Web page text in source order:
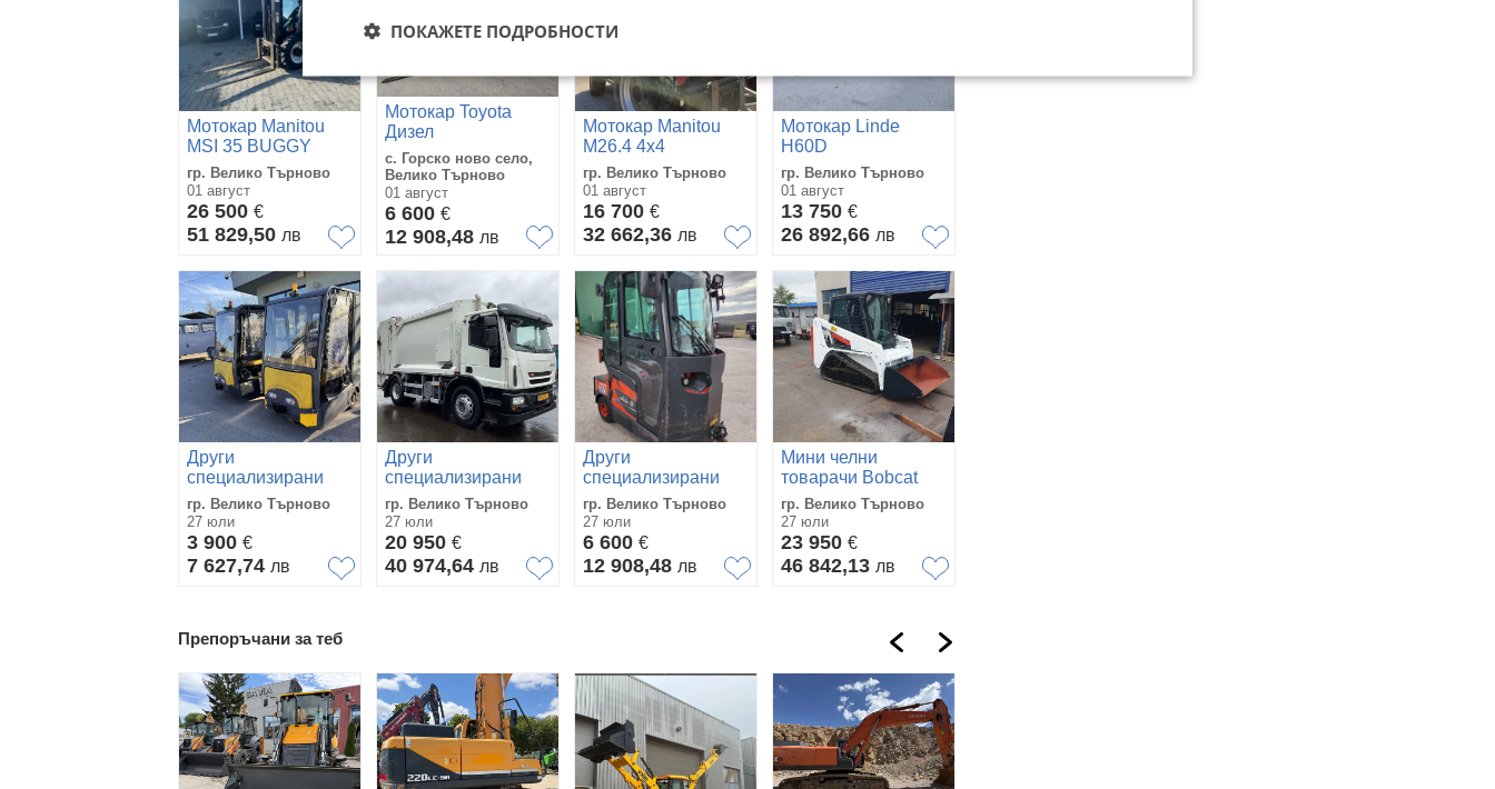
Мотокар Manitou
MSI 35 BUGGY
гр. Велико Търново
01 август
26 500 €
51 829,50 лв
Мотокар Toyota
Дизел
с. Горско ново село,
Велико Търново
01 август
6 600 €
12 908,48 лв
Мотокар Manitou
М26.4 4x4
гр. Велико Търново
01 август
16 700 €
32 662,36 лв
Мотокар Linde
Н60D
гр. Велико Търново
01 август
13 750 €
26 892,66 лв
Други
специализирани
машини Друга
BULL 5N CAB
гр. Велико Търново
27 юли
3 900 €
7 627,74 лв
Други
специализирани
машини Iveco
GINAF
гр. Велико Търново
27 юли
20 950 €
40 974,64 лв
Други
специализирани
машини Друга
Линде
гр. Велико Търново
27 юли
6 600 €
12 908,48 лв
Мини челни
товарачи Bobcat
Т110
гр. Велико Търново
27 юли
23 950 €
46 842,13 лв
Препоръчани за теб
ПОКАЖЕТЕ ПОДРОБНОСТИ